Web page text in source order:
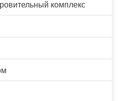
комплекс